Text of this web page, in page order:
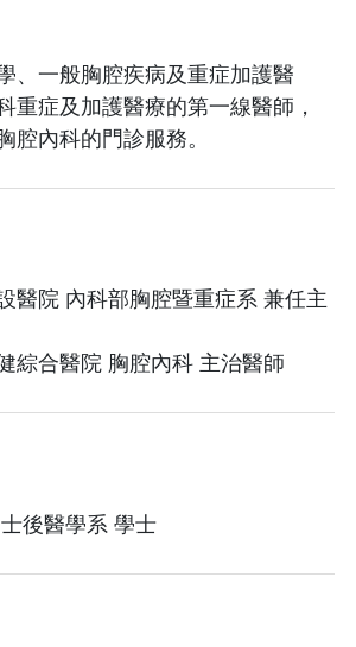
、一般胸腔疾病及重症加護醫
重症及加護醫療的第一線醫師，
腔內科的門診服務。
醫院 內科部胸腔暨重症系 兼任主
綜合醫院 胸腔內科 主治醫師
後醫學系 學士